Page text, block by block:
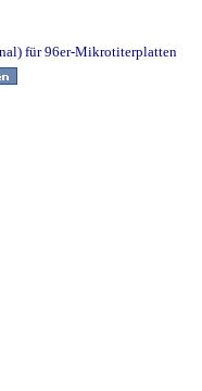
für 96er-Mikrotiterplatten